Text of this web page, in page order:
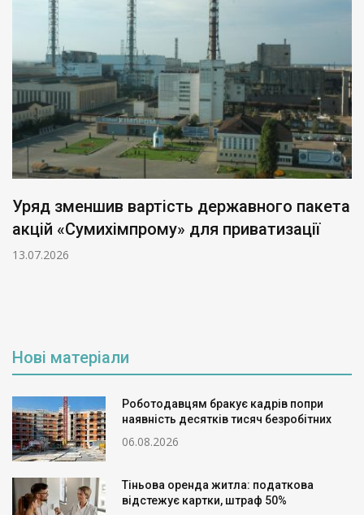
Уряд зменшив вартість державного пакета
акцій «Сумихімпрому» для приватизації
13.07.2026
Нові матеріали
Роботодавцям бракує кадрів попри
наявність десятків тисяч безробітних
06.08.2026
Тіньова оренда житла: податкова
відстежує картки, штраф 50%